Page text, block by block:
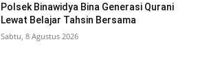
Polsek Binawidya Bina Generasi Qurani
Lewat Belajar Tahsin Bersama
Sabtu, 8 Agustus 2026